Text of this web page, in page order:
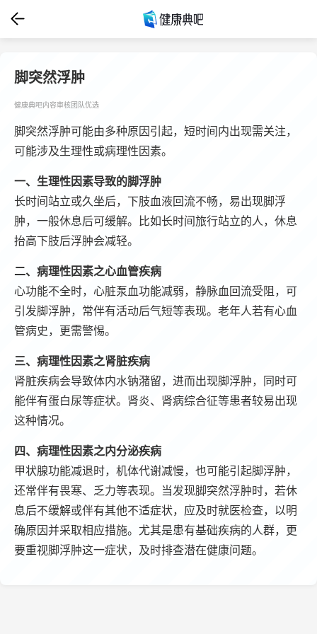
脚突然浮肿
健康典吧内容审核团队优选
脚突然浮肿可能由多种原因引起，短时间内出现需关注，
可能涉及生理性或病理性因素。
一、生理性因素导致的脚浮肿
长时间站立或久坐后，下肢血液回流不畅，易出现脚浮
肿，一般休息后可缓解。比如长时间旅行站立的人，休息
抬高下肢后浮肿会减轻。
二、病理性因素之心血管疾病
心功能不全时，心脏泵血功能减弱，静脉血回流受阻，可
引发脚浮肿，常伴有活动后气短等表现。老年人若有心血
管病史，更需警惕。
三、病理性因素之肾脏疾病
肾脏疾病会导致体内水钠潴留，进而出现脚浮肿，同时可
能伴有蛋白尿等症状。肾炎、肾病综合征等患者较易出现
这种情况。
四、病理性因素之内分泌疾病
甲状腺功能减退时，机体代谢减慢，也可能引起脚浮肿，
还常伴有畏寒、乏力等表现。当发现脚突然浮肿时，若休
息后不缓解或伴有其他不适症状，应及时就医检查，以明
确原因并采取相应措施。尤其是患有基础疾病的人群，更
要重视脚浮肿这一症状，及时排查潜在健康问题。